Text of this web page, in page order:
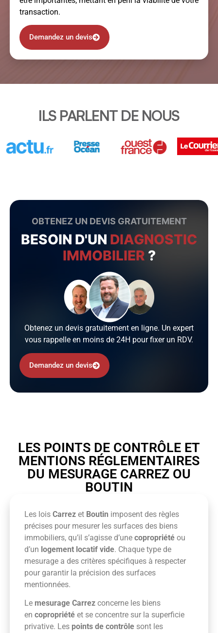
transaction.
Demandez un devis
ILS PARLENT DE NOUS
OBTENEZ UN DEVIS GRATUITEMENT
BESOIN D'UN DIAGNOSTIC
IMMOBILIER ?
Obtenez un devis gratuitement en ligne. Un expert
vous rappelle en moins de 24H pour fixer un RDV.
Demandez un devis
LES POINTS DE CONTRÔLE ET
MENTIONS RÉGLEMENTAIRES
DU MESURAGE CARREZ OU
BOUTIN
Les lois Carrez et Boutin imposent des règles
précises pour mesurer les surfaces des biens
immobiliers, qu’il s’agisse d’une copropriété ou
d’un logement locatif vide. Chaque type de
mesurage a des critères spécifiques à respecter
pour garantir la précision des surfaces
mentionnées.
Le mesurage Carrez concerne les biens
en copropriété et se concentre sur la superficie
privative. Les points de contrôle sont les